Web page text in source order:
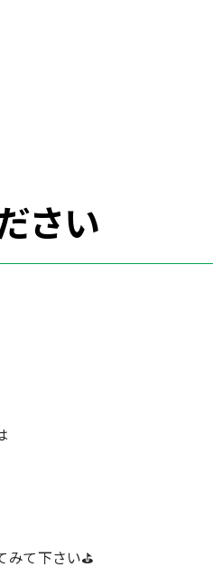
さい
みて下さい⛳